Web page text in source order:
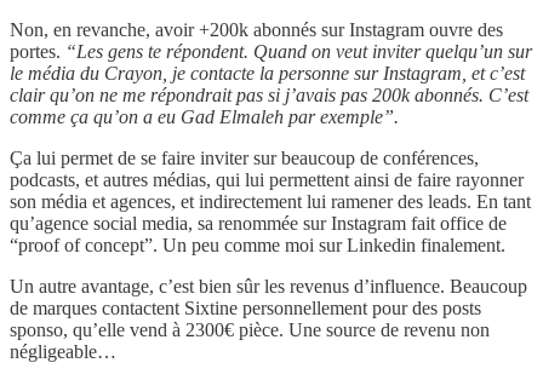
Non, en revanche, avoir +200k abonnés sur Instagram ouvre des
portes. “Les gens te répondent. Quand on veut inviter quelqu’un sur
le média du Crayon, je contacte la personne sur Instagram, et c’est
clair qu’on ne me répondrait pas si j’avais pas 200k abonnés. C’est
comme ça qu’on a eu Gad Elmaleh par exemple”.
Ça lui permet de se faire inviter sur beaucoup de conférences,
podcasts, et autres médias, qui lui permettent ainsi de faire rayonner
son média et agences, et indirectement lui ramener des leads. En tant
qu’agence social media, sa renommée sur Instagram fait office de
“proof of concept”. Un peu comme moi sur Linkedin finalement.
Un autre avantage, c’est bien sûr les revenus d’influence. Beaucoup
de marques contactent Sixtine personnellement pour des posts
sponso, qu’elle vend à 2300€ pièce. Une source de revenu non
négligeable…